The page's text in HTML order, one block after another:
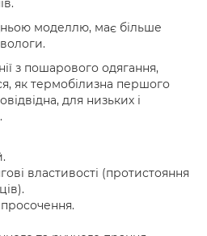
моделлю, має більше
з пошарового одягання,
як термобілизна першого
для низьких і
властивості (протистояння